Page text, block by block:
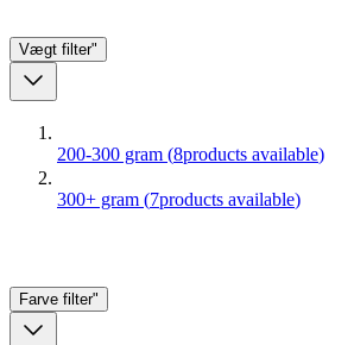
Vægt filter"
200-300 gram (8products available)
300+ gram (7products available)
Farve filter"